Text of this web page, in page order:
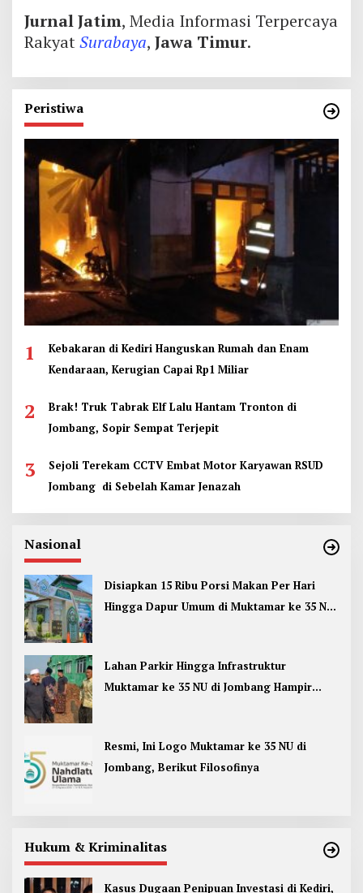
Jurnal Jatim, Media Informasi Terpercaya
RakyatSurabaya, Jawa Timur.
Peristiwa
1
Kebakaran di Kediri Hanguskan Rumah dan Enam
Kendaraan, Kerugian Capai Rp1 Miliar
2
Brak! Truk Tabrak Elf Lalu Hantam Tronton di
Jombang, Sopir Sempat Terjepit
3
Sejoli Terekam CCTV Embat Motor Karyawan RSUD
Jombang di Sebelah Kamar Jenazah
Nasional
Disiapkan 15 Ribu Porsi Makan Per Hari
Hingga Dapur Umum di Muktamar ke 35 NU
Lahan Parkir Hingga Infrastruktur
Muktamar ke 35 NU di Jombang Hampir
Resmi, Ini Logo Muktamar ke 35 NU di
Jombang, Berikut Filosofinya
Hukum & Kriminalitas
Kasus Dugaan Penipuan Investasi di Kediri,